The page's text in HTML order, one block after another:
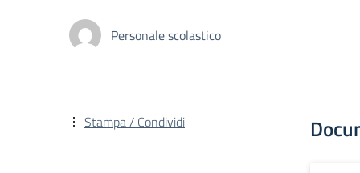
Personale scolastico
Stampa / Condividi